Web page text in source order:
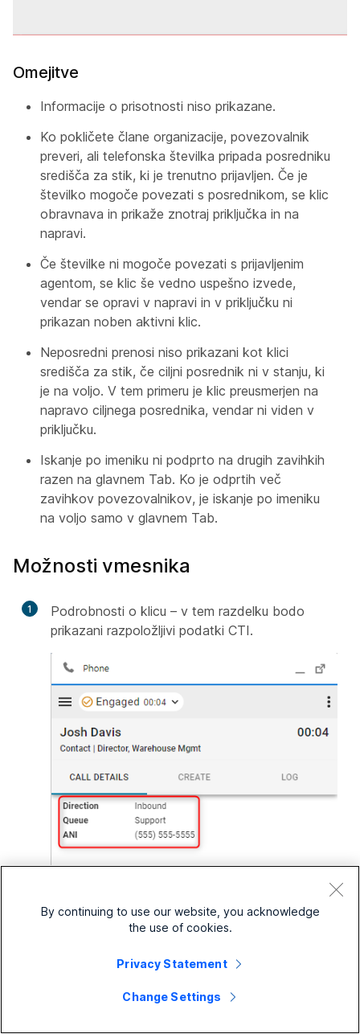
Omejitve
Informacije o prisotnosti niso prikazane.
Ko pokličete člane organizacije, povezovalnik
preveri, ali telefonska številka pripada posredniku
središča za stik, ki je trenutno prijavljen. Če je
številko mogoče povezati s posrednikom, se klic
obravnava in prikaže znotraj priključka in na
napravi.
Če številke ni mogoče povezati s prijavljenim
agentom, se klic še vedno uspešno izvede,
vendar se opravi v napravi in v priključku ni
prikazan noben aktivni klic.
Neposredni prenosi niso prikazani kot klici
središča za stik, če ciljni posrednik ni v stanju, ki
je na voljo. V tem primeru je klic preusmerjen na
napravo ciljnega posrednika, vendar ni viden v
priključku.
Iskanje po imeniku ni podprto na drugih zavihkih
razen na glavnem Tab. Ko je odprtih več
zavihkov povezovalnikov, je iskanje po imeniku
na voljo samo v glavnem Tab.
Možnosti vmesnika
1
Podrobnosti o klicu – v tem razdelku bodo
prikazani razpoložljivi podatki CTI.
By continuing to use our website, you acknowledge
the use of cookies.
Privacy Statement
Change Settings